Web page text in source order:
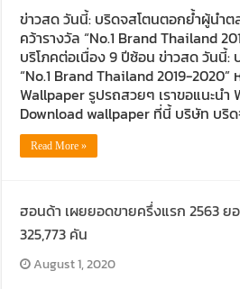
ข่าวสด วันนี้: บริดจสโตนตอกย้ำผู้นำ
คว้ารางวัล “No.1 Brand Thailand
บริโภคต่อเนื่อง 9 ปีซ้อน ข่าวสด วันนี้:
“No.1 Brand Thailand 2019-
Wallpaper รูปรถสวยๆ เราขอแนะน
Download wallpaper ที่นี้ บริษัท บริ
Read More »
ฮอนด้า เผยยอดขายครึ่งแรก 2563 ย
325,773 คัน
August 1, 2020